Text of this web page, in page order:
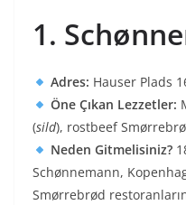
1.
Adres: Hauser Plads
Öne Çıkan Lezzetler:
(sild), rostbeef
Neden Gitmelisiniz?
Schønnemann,
Smørrebrød